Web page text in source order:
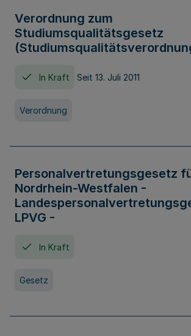
Verordnung zum
Studiumsqualitätsgesetz
In Kraft Seit 13. Juli 2011
Verordnung
Personalvertretungsgesetz
Nordrhein-Westfalen -
LPVG -
In Kraft
Gesetz